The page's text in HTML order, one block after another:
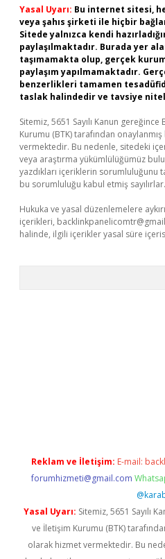
Yasal Uyarı: Bu internet sitesi,
veya şahıs şirketi ile hiçbir
Sitede yalnızca kendi
paylaşılmaktadır. Burada yer
taşımamakta olup, gerçek
paylaşım yapılmamaktadır.
benzerlikleri tamamen
taslak halindedir ve tavsiye
Sitemiz, 5651 Sayılı Kanun
Kurumu (BTK) tarafından
vermektedir. Bu nedenle, sitedeki
veya araştırma yükümlülüğümüz
yazdıkları içeriklerin sorumluluğunu
bu sorumluluğu kabul etmiş sayılırlar.
Hukuka ve yasal düzenlemelere
içerikleri,
halinde, ilgili içerikler yasal süre
Reklam ve İletişim: E-mail:
forumhizmeti@gmail.com
Yasal Uyarı: Sitemiz, 5651 Sayılı
ve İletişim Kurumu (BTK)
olarak hizmet vermektedir. Bu